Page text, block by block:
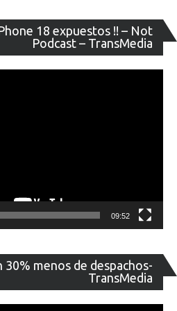
18 expuestos !! – Not
Podcast – TransMedia
de
09:52
30% menos de despachos-
TransMedia
de